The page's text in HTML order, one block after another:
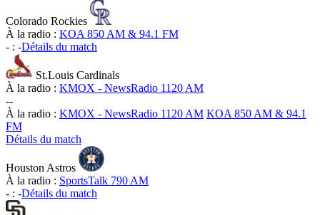
Colorado Rockies
À la radio : KOA 850 AM & 94.1 FM
- : -Détails du match
St.Louis Cardinals
À la radio : KMOX - NewsRadio 1120 AM
--
À la radio : KMOX - NewsRadio 1120 AM KOA 850 AM & 94.1
FM
Détails du match
Houston Astros
À la radio : SportsTalk 790 AM
- : -Détails du match